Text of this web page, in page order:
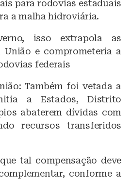
para rodovias estaduais
a malha hidroviária.
isso extrapola as
União e comprometeria a
federais
Também foi vetada a
a Estados, Distrito
abaterem dívidas com
recursos transferidos
tal compensação deve
conforme a